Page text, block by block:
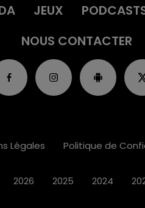
JEUX
NOUS CONTACTER
Légales Politique de
2026 2025 2024